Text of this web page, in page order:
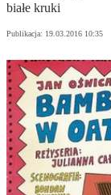
białe kruki
Publikacja: 19.03.2016 10:35